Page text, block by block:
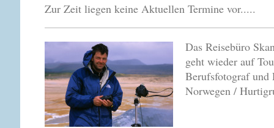
Zur Zeit liegen keine Aktuellen Termine vor.....
Das Reisebüro
geht wieder auf
Berufsfotograf und
Norwegen /